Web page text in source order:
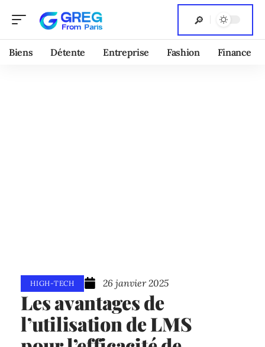
Biens Détente Entreprise Fashion Finance
HIGH-TECH 26 janvier 2025
Les avantages de
l’utilisation de LMS